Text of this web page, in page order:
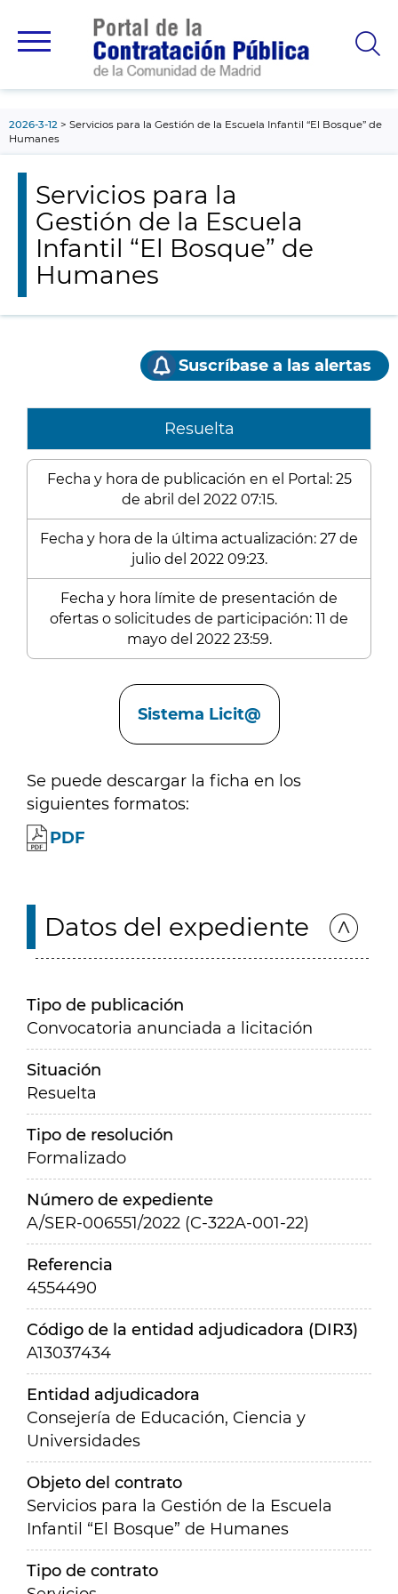
principal
2026-3-12
Servicios para la Gestión de la Escuela Infantil “El Bosque” de
Humanes
Servicios para la
Gestión de la Escuela
Infantil “El Bosque” de
Humanes
Suscríbase a las alertas
Resuelta
Fecha y hora de publicación en el Portal: 25
de abril del 2022 07:15.
Fecha y hora de la última actualización: 27 de
julio del 2022 09:23.
Fecha y hora límite de presentación de
ofertas o solicitudes de participación: 11 de
mayo del 2022 23:59.
Sistema Licit@
Se puede descargar la ficha en los
siguientes formatos:
PDF
Datos del expediente
Tipo de publicación
Convocatoria anunciada a licitación
Situación
Resuelta
Tipo de resolución
Formalizado
Número de expediente
A/SER-006551/2022 (C-322A-001-22)
Referencia
4554490
Código de la entidad adjudicadora (DIR3)
A13037434
Entidad adjudicadora
Consejería de Educación, Ciencia y
Universidades
Objeto del contrato
Servicios para la Gestión de la Escuela
Infantil “El Bosque” de Humanes
Tipo de contrato